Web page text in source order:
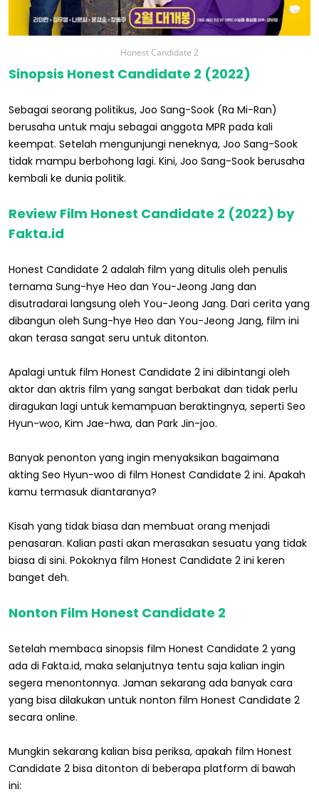
Honest Candidate 2
Sinopsis Honest Candidate 2 (2022)
Sebagai seorang politikus, Joo Sang-Sook (Ra Mi-Ran)
berusaha untuk maju sebagai anggota MPR pada kali
keempat. Setelah mengunjungi neneknya, Joo Sang-Sook
tidak mampu berbohong lagi. Kini, Joo Sang-Sook berusaha
kembali ke dunia politik.
Review Film Honest Candidate 2 (2022) by
Fakta.id
Honest Candidate 2 adalah film yang ditulis oleh penulis
ternama Sung-hye Heo dan You-Jeong Jang dan
disutradarai langsung oleh You-Jeong Jang. Dari cerita yang
dibangun oleh Sung-hye Heo dan You-Jeong Jang, film ini
akan terasa sangat seru untuk ditonton.
Apalagi untuk film Honest Candidate 2 ini dibintangi oleh
aktor dan aktris film yang sangat berbakat dan tidak perlu
diragukan lagi untuk kemampuan beraktingnya, seperti Seo
Hyun-woo, Kim Jae-hwa, dan Park Jin-joo.
Banyak penonton yang ingin menyaksikan bagaimana
akting Seo Hyun-woo di film Honest Candidate 2 ini. Apakah
kamu termasuk diantaranya?
Kisah yang tidak biasa dan membuat orang menjadi
penasaran. Kalian pasti akan merasakan sesuatu yang tidak
biasa di sini. Pokoknya film Honest Candidate 2 ini keren
banget deh.
Nonton Film Honest Candidate 2
Setelah membaca sinopsis film Honest Candidate 2 yang
ada di Fakta.id, maka selanjutnya tentu saja kalian ingin
segera menontonnya. Jaman sekarang ada banyak cara
yang bisa dilakukan untuk nonton film Honest Candidate 2
secara online.
Mungkin sekarang kalian bisa periksa, apakah film Honest
Candidate 2 bisa ditonton di beberapa platform di bawah
ini: